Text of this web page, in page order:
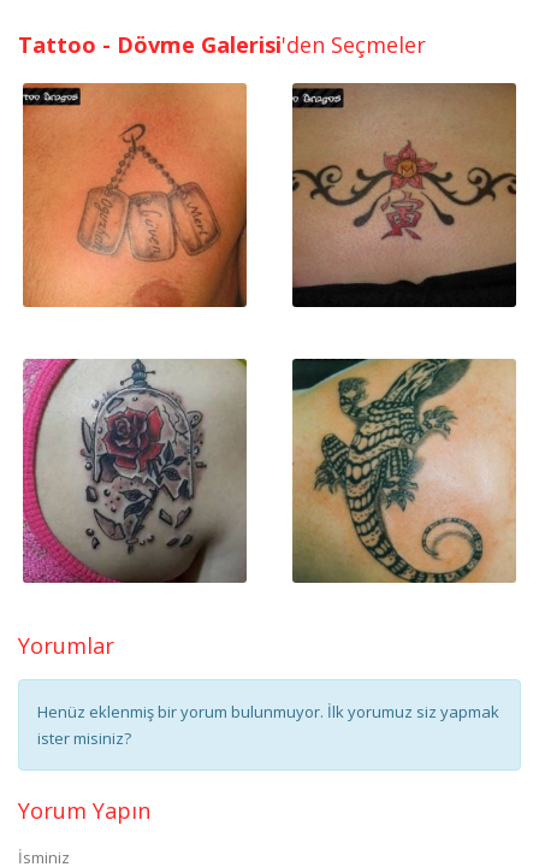
Tattoo - Dövme Galerisi'den Seçmeler
Yorumlar
Henüz eklenmiş bir yorum bulunmuyor. İlk yorumuz siz yapmak
ister misiniz?
Yorum Yapın
İsminiz